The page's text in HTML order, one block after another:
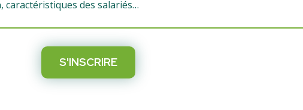
des salariés…
S'INSCRIRE